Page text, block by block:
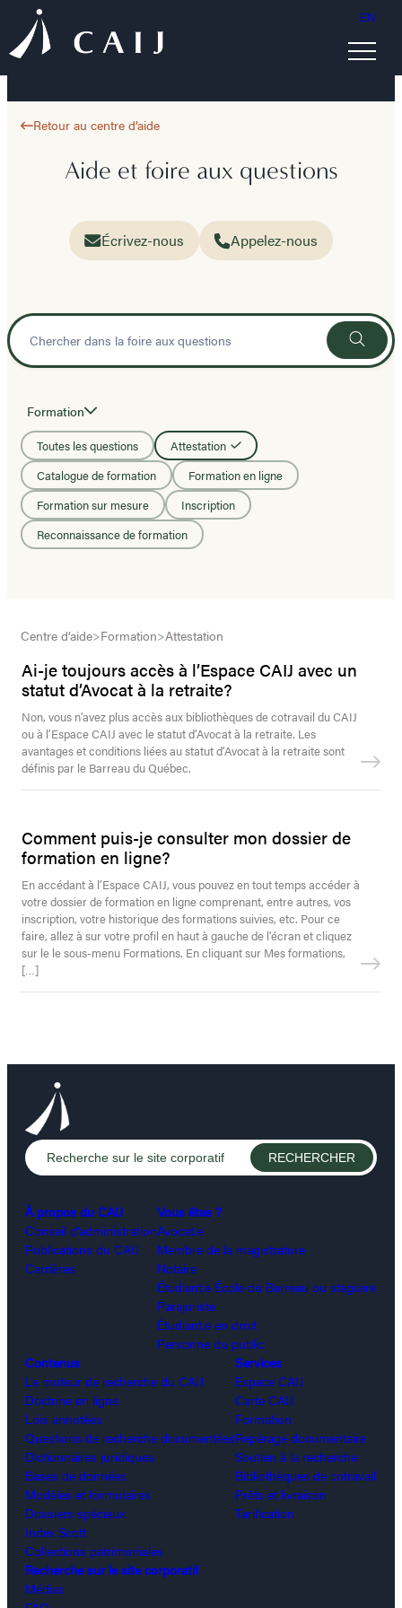
EN
Retour au centre d’aide
Aide et foire aux questions
Écrivez-nous Appelez-nous
Formation
Toutes les questions
Attestation
Catalogue de formation
Formation en ligne
Formation sur mesure
Inscription
Reconnaissance de formation
Centre d’aide>Formation>Attestation
Ai-je toujours accès à l’Espace CAIJ avec un
statut d’Avocat à la retraite?
Non, vous n’avez plus accès aux bibliothèques de cotravail du CAIJ
ou à l’Espace CAIJ avec le statut d’Avocat à la retraite. Les
avantages et conditions liées au statut d’Avocat à la retraite sont
définis par le Barreau du Québec.
Comment puis-je consulter mon dossier de
formation en ligne?
En accédant à l’Espace CAIJ, vous pouvez en tout temps accéder à
votre dossier de formation en ligne comprenant, entre autres, vos
inscription, votre historique des formations suivies, etc. Pour ce
faire, allez à sur votre profil en haut à gauche de l’écran et cliquez
sur le le sous-menu Formations. En cliquant sur Mes formations,
[…]
À propos du CAIJ
Conseil d’administration
Publications du CAIJ
Carrières
Vous êtes ?
Avocat.e
Membre de la magistrature
Notaire
Étudiant.e École du Barreau ou stagiaire
Parajuriste
Étudiant.e en droit
Personne du public
Contenus
Le moteur de recherche du CAIJ
Doctrine en ligne
Lois annotées
Questions de recherche documentées
Dictionnaires juridiques
Bases de données
Modèles et formulaires
Dossiers spéciaux
Index Scott
Collections patrimoniales
Services
Espace CAIJ
Carte CAIJ
Formation
Repérage documentaire
Soutien à la recherche
Bibliothèques de cotravail
Prêts et livraison
Tarification
Recherche sur le site corporatif
Médias